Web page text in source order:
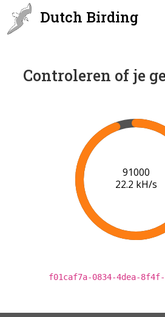
Dutch Birding
Controleren of je
91000
22.2 kH/s
f01caf7a-0834-4dea-